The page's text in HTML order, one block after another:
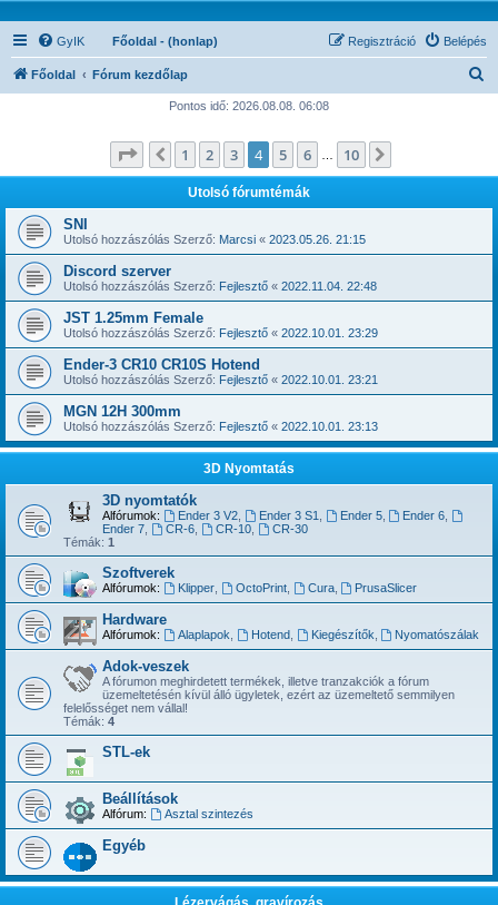
GyIK Főoldal - (honlap) Belépés
Regisztráció
Főoldal Fórum kezdőlap
s
é
Pontos idő: 2026.08.08. 06:08
Oldal:4 10
Előző
1 2 3 4 5 6 10
Utolsó fórumtémák
SNI
Utolsó hozzászólás Szerző: Marcsi « 2023.05.26. 21:15
Discord szerver
Utolsó hozzászólás Szerző: Fejlesztő « 2022.11.04. 22:48
JST 1.25mm Female
Utolsó hozzászólás Szerző: Fejlesztő « 2022.10.01. 23:29
Ender-3 CR10 CR10S Hotend
Utolsó hozzászólás Szerző: Fejlesztő « 2022.10.01. 23:21
MGN 12H 300mm
Utolsó hozzászólás Szerző: Fejlesztő « 2022.10.01. 23:13
3D Nyomtatás
3D nyomtatók
Alfórumok: Ender 3 V2, Ender 3 S1 Ender 5, Ender 6
Ender 7
CR-6, CR-10,
CR-30
Témák: 1
Szoftverek
Alfórumok: Klipper, OctoPrint, Cura, PrusaSlicer
Hardware
Alfórumok: Alaplapok Hotend, Kiegészítők Nyomatószálak
Adok-veszek
A fórumon meghirdetett termékek, illetve tranzakciók a fórum
üzemeltetésén kívül álló ügyletek, ezért az üzemeltető semmilyen
felelősséget nem vállal!
Témák: 4
STL-ek
Beállítások
Alfórum: Asztal szintezés
Egyéb